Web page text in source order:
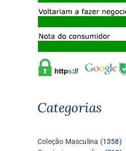
Categorias
Coleção Masculina 1358